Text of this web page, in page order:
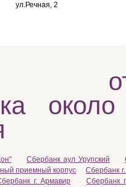
ул.Речная, 2
Сбербанк аул Урупский
приемный корпус
Сбербанк
г. Армавир
Сбербанк